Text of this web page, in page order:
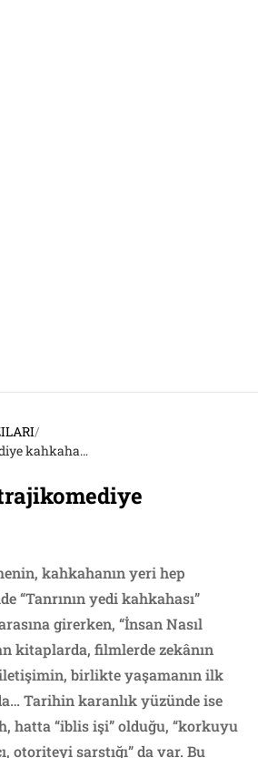
/
kahkaha…
kahkahanın yeri hep
“Tanrının yedi kahkahası”
girerken, “İnsan Nasıl
kitaplarda, filmlerde zekânın
birlikte yaşamanın ilk
Tarihin karanlık yüzünde ise
hatta “iblis işi” olduğu, “korkuyu
otoriteyi sarstığı” da var. Bu